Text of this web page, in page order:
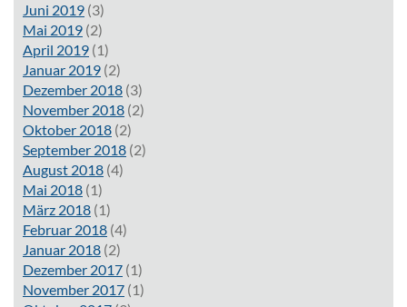
Juni 2019 (3)
Mai 2019 (2)
April 2019 (1)
Januar 2019 (2)
Dezember 2018 (3)
November 2018 (2)
Oktober 2018 (2)
September 2018 (2)
August 2018 (4)
Mai 2018 (1)
März 2018 (1)
Februar 2018 (4)
Januar 2018 (2)
Dezember 2017 (1)
November 2017 (1)